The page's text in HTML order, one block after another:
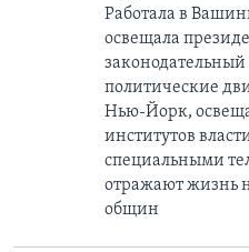
Работала в
освещала
политические
Нью-Йорк,
институтов
специальными
отражают жизнь
общин